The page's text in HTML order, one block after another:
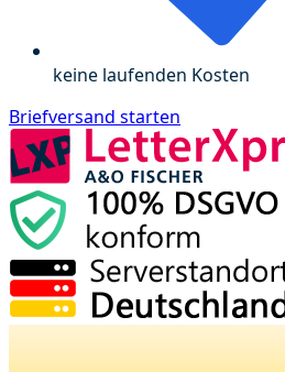
keine laufenden Kosten
Briefversand starten